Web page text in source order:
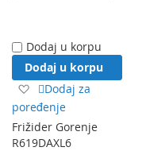
Dodaj u korpu
Dodaj u korpu
Dodaj
na
listu
želja
Dodaj za
poređenje
Frižider Gorenje
R619DAXL6